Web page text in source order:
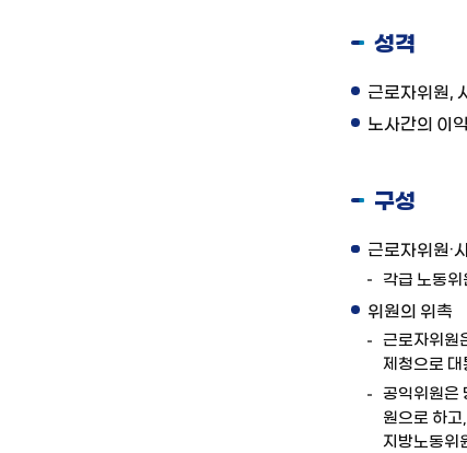
성격
근로자위원,
노사간의 이
구성
근로자위원·
각급 노동
위원의 위촉
근로자위원
제청으로
공익위원은
원으로 하
지방노동위